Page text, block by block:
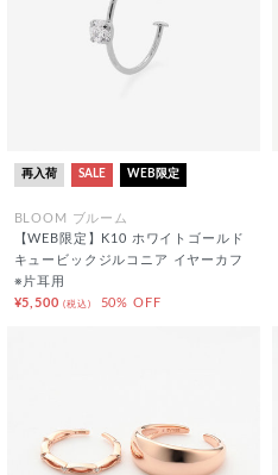
再入荷 SALE WEB限定
BLOOM ブルーム
【WEB限定】K10 ホワイトゴールド
キュービックジルコニア イヤーカフ
※片耳用
¥5,500(税込) 50% OFF